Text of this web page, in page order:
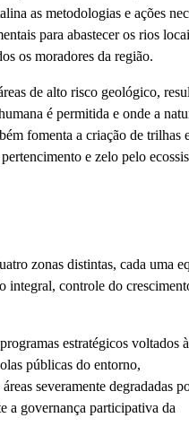
as metodologias e ações
para abastecer os rios
os moradores da região.
de alto risco geológico,
é permitida e onde a
fomenta a criação de trilhas
e zelo pelo
zonas distintas, cada uma
integral, controle do
estratégicos voltados à
públicas do entorno,
severamente degradadas
a governança participativa da